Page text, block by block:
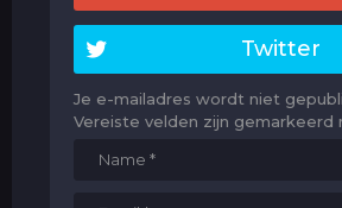
Twitter
Je e-mailadres wordt niet
Vereiste velden zijn gemarkeerd